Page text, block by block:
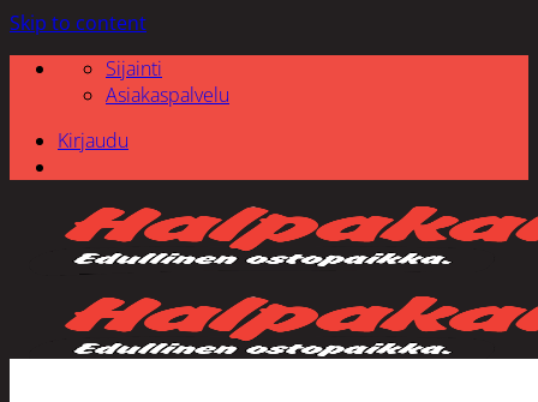
Skip to content
Sijainti
Asiakaspalvelu
Kirjaudu